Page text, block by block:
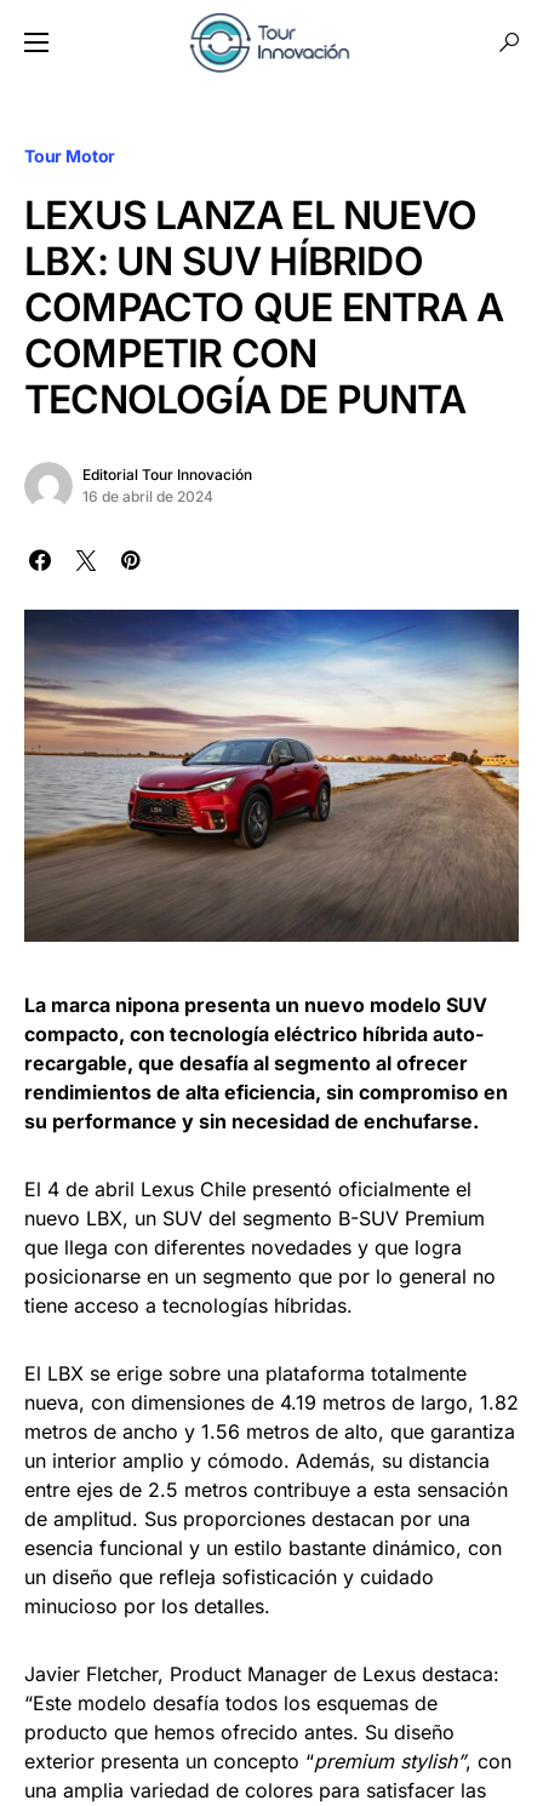
Tour Motor
LEXUS LANZA EL NUEVO
LBX: UN SUV HÍBRIDO
COMPACTO QUE ENTRA A
COMPETIR CON
TECNOLOGÍA DE PUNTA
Editorial Tour Innovación
16 de abril de 2024
La marca nipona presenta un nuevo modelo SUV
compacto, con tecnología eléctrico híbrida auto-
recargable, que desafía al segmento al ofrecer
rendimientos de alta eficiencia, sin compromiso en
su performance y sin necesidad de enchufarse.
El 4 de abril Lexus Chile presentó oficialmente el
nuevo LBX, un SUV del segmento B-SUV Premium
que llega con diferentes novedades y que logra
posicionarse en un segmento que por lo general no
tiene acceso a tecnologías híbridas.
El LBX se erige sobre una plataforma totalmente
nueva, con dimensiones de 4.19 metros de largo, 1.82
metros de ancho y 1.56 metros de alto, que garantiza
un interior amplio y cómodo. Además, su distancia
entre ejes de 2.5 metros contribuye a esta sensación
de amplitud. Sus proporciones destacan por una
esencia funcional y un estilo bastante dinámico, con
un diseño que refleja sofisticación y cuidado
minucioso por los detalles.
Javier Fletcher, Product Manager de Lexus destaca:
“Este modelo desafía todos los esquemas de
producto que hemos ofrecido antes. Su diseño
exterior presenta un concepto “premium stylish”, con
una amplia variedad de colores para satisfacer las